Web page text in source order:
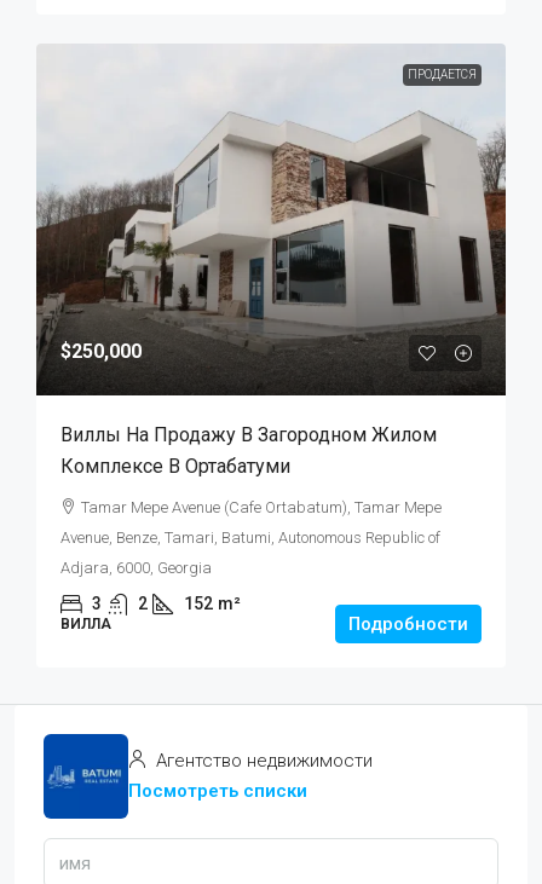
ПРОДАЕТСЯ
$250,000
Виллы На Продажу В Загородном Жилом
Комплексе В Ортабатуми
Tamar Mepe Avenue (Cafe Ortabatum), Tamar Mepe
Avenue, Benze, Tamari, Batumi, Autonomous Republic of
Adjara, 6000, Georgia
3 2 152 m²
ВИЛЛА Подробности
Агентство недвижимости
Посмотреть списки